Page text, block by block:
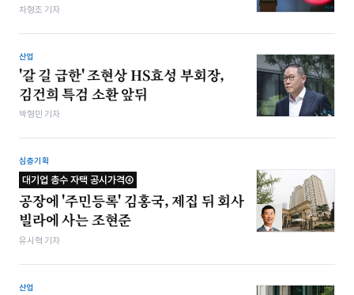
차형조 기자
산업
'갈 길 급한' 조현상 HS효성 부회장,
김건희 특검 소환 앞뒤
박형민 기자
심층기획
대기업 총수 자택 공시가격④
공장에 '주민등록' 김홍국, 제집 뒤 회사
빌라에 사는 조현준
유시혁 기자
산업